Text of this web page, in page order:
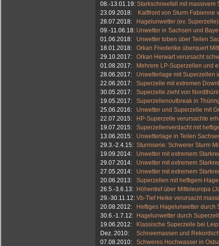
08.-13.01.19: Starkschneefall mit massivem
23.09.2018:
Kaltfront von Sturm Fabienne
28.07.2018:
Hagelunwetter (ev.
09.-11.06.18: Unwetter in Sachsen und
01.06.2018: Unwetter toben über Teilen
18.01.2018: Orkan Friederike überquert
29.10.2017: Orkan Herwart verursacht
01.08.2017:
Mehrere LP-Superzellen und
28.06.2017: Unwetterlage mit Superzellen
22.06.2017: Superzelle mit extremen
30.05.2017: Superzelle zieht von
19.05.2017: Superzellenoutbreak in
25.06.2016: Unwetter und Superzelle mit
22.07.2015:
HP-Superzelle verursachte
19.07.2015: Superzellenverdacht mit
13.06.2015: Unwetterlage in Teilen
29.3.-2.4.15: Sturmserie: Schwerer Sturm
19.09.2014: Unwetter mit extremem
29.07.2014: Unwetter mit extremem
27.05.2014: Unwetter mit extremem
20.06.2013: Superzellen mit heftigem
26.5.-3.6.13: Höhentief über Mitteleuropa
29.-30.11.12: Vb-Tief Heike verursacht
20.08.2012:
Heftiges Hagelunwetter durch
30.6.-1.7.12: Hagelunwetter durch
19.06.2012:
Klassische Superzelle bei
Dez. 2010: Schneemassen und
07.08.2010: Schweres Hochwasser in